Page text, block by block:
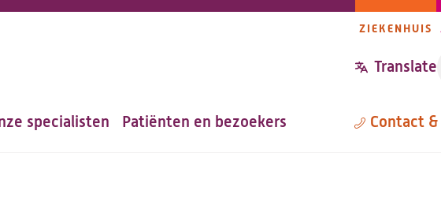
ZIEKENHUIS
Translate
specialisten Patiënten en bezoekers Contact